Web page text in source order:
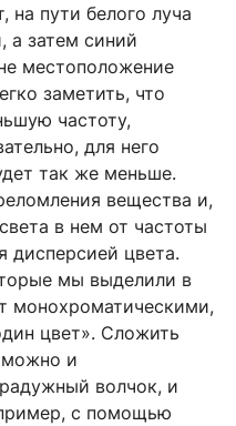
пути белого луча
а затем синий
местоположение
заметить, что
частоту,
для него
так же меньше.
вещества и,
в нем от частоты
дисперсией цвета.
мы выделили в
монохроматическими,
цвет». Сложить
можно и
волчок, и
с помощью